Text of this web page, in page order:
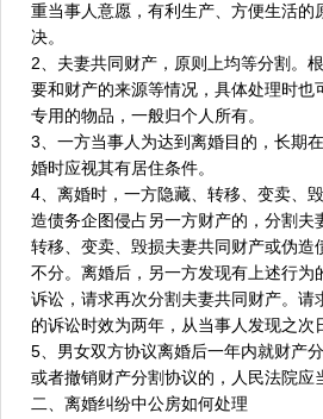
重当事人意愿，有利生产、方便生活的
决。
2、夫妻共同财产，原则上均等分割。
要和财产的来源等情况，具体处理时也
专用的物品，一般归个人所有。
3、一方当事人为达到离婚目的，长期
婚时应视其有居住条件。
4、离婚时，一方隐藏、转移、变卖、
造债务企图侵占另一方财产的，分割夫
转移、变卖、毁损夫妻共同财产或伪造
不分。离婚后，另一方发现有上述行为
诉讼，请求再次分割夫妻共同财产。请
的诉讼时效为两年，从当事人发现之次
5、男女双方协议离婚后一年内就财产
或者撤销财产分割协议的，人民法院应
二、离婚纠纷中公房如何处理